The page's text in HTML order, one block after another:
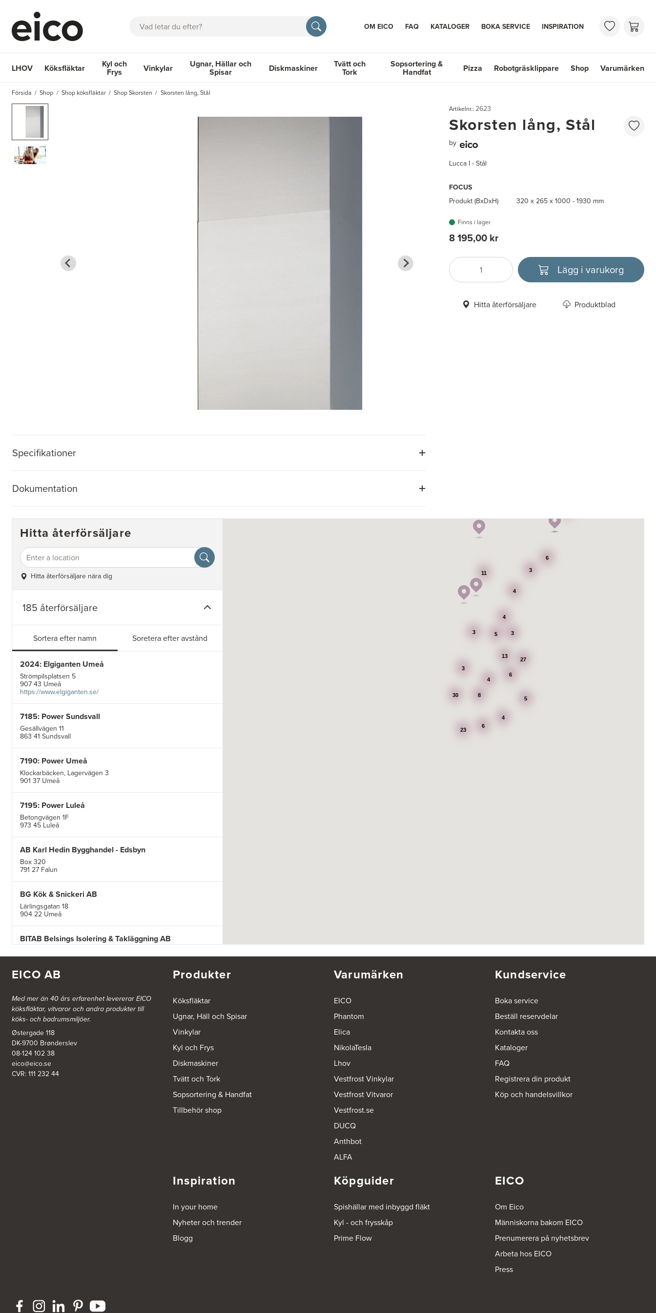
Sök OM EICO FAQ KATALOGER BOKA SERVICE INSPIRATION
LHOV Köksfläktar
Köksfläktar
Kyl och
Frys
Kyl och Frys
Vinkylar
Vinkylar
Ugnar, Hällar och
Spisar
Ugnar, Hällar och Spisar
Diskmaskiner Tvätt och
Tork
Sopsortering &
Handfat Pizza Robotgräsklippare Shop Varumärken
Försida Shop Shop köksfläktar Shop Skorsten Skorsten lång, Stål
Specifikationer
Dokumentation
Artikelnr.: 2623
Skorsten lång, Stål
by
Lucca I - Stål
FOCUS
Produkt (BxDxH)
320 x 265 x 1000 - 1930 mm
Finns i lager
8 195,00 kr
Antal
Välj enhet Lägg i varukorg
Hitta återförsäljare Produktblad
Hitta återförsäljare
Hitta återförsäljare nära dig
185 återförsäljare
Sortera efter namn Soretera efter avstånd
2024: Elgiganten Umeå
Strömpilsplatsen 5
907 43 Umeå
https://www.elgiganten.se/
7185: Power Sundsvall
Gesällvägen 11
863 41 Sundsvall
7190: Power Umeå
Klockarbäcken, Lagervägen 3
901 37 Umeå
7195: Power Luleå
Betongvägen 1F
973 45 Luleå
AB Karl Hedin Bygghandel - Edsbyn
Box 320
791 27 Falun
BG Kök & Snickeri AB
Lärlingsgatan 18
904 22 Umeå
BITAB Belsings Isolering & Takläggning AB
Dalsäng 2, 64592 Strängnäs
Tel.:0152-30277
BSA Kök & Bad AB
Johannefredsgatan 7
431 53 Mölndal
Ballingslöv Arninge
Hantverkarvägen 14
187 66 Täby
Tel.:0046-86300150
Ballingslöv Hässleholm
Okvägen 6
23
30
27
8
4
11
6
6
13
3
4
4
3
5
3
5
6
4
3
EICO AB
Med mer än 40 års erfarenhet levererar EICO
köksfläktar, vitvaror och andra produkter till
köks- och badrumsmiljöer.
Østergade 118
DK-9700 Brønderslev
08-124 102 38
eico@eico.se
CVR: 111 232 44
Produkter
Köksfläktar
Ugnar, Häll och Spisar
Vinkylar
Kyl och Frys
Diskmaskiner
Tvätt och Tork
Sopsortering & Handfat
Tillbehör shop
Varumärken
EICO
Phantom
Elica
NikolaTesla
Lhov
Vestfrost Vinkylar
Vestfrost Vitvaror
Vestfrost.se
DUCQ
Anthbot
ALFA
Kundservice
Boka service
Beställ reservdelar
Kontakta oss
Kataloger
FAQ
Registrera din produkt
Köp och handelsvillkor
Inspiration
In your home
Nyheter och trender
Blogg
Köpguider
Spishällar med inbyggd fläkt
Kyl - och frysskåp
Prime Flow
EICO
Om Eico
Människorna bakom EICO
Prenumerera på nyhetsbrev
Arbeta hos EICO
Press